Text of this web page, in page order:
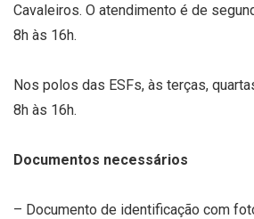
Cavaleiros. O atendimento é de
8h às 16h.
Nos polos das ESFs, às terças,
8h às 16h.
Documentos necessários
– Documento de identificação com